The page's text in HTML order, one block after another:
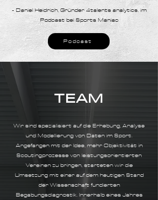
- Daniel Heidrich, Gründer 4talents analytics, im
Podcast bei Sports Maniac
Podcast
TEAM
Wir sind spezialisiert auf die Erhebung, Analyse
und Modellierung von Daten im Sport.
Angefangen mit der Idee, mehr Objektivität in
Scoutingprozesse von leistungsorientierten
Vereinen zu bringen, starteten wir die
Umsetzung mit einer auf dem heutigen Stand
der Wissenschaft fundierten
Begabungsdiagnostik. Innerhalb eines Jahres